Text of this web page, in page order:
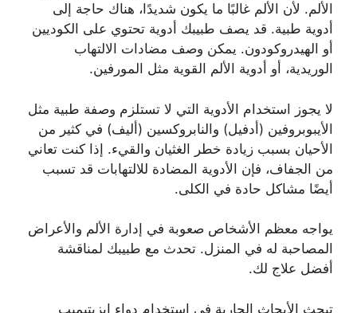
الألم. لأن الألم غالبًا ما يكون شديدًا، هناك حاجة إلى
أدوية طبية. قد يصف طبيبك أدوية تحتوي على الكوديين
أو الهيدروكودون. يمكن وصف مضادات الالتهاب
الوريدية، أو أدوية الألم القوية مثل المورفين.
لا يجوز استخدام الأدوية التي لا تستلزم وصفة طبية مثل
الأيبوبروفين (أدفيل) والنابروكسين (أليف) في كثير من
الأحيان بسبب زيادة خطر الغثيان والقيء. إذا كنت تعاني
من الجفاف، فإن الأدوية المضادة للالتهابات قد تسبب
أيضًا مشاكل حادة في الكلى.
يواجه معظم الأشخاص صعوبة في إدارة الألم والأعراض
المصاحبة له في المنزل. تحدث مع طبيبك لمناقشة
أفضل علاج لك.
تبحث الأبحاث الجارية في استخدام دواء إيزيتيميب